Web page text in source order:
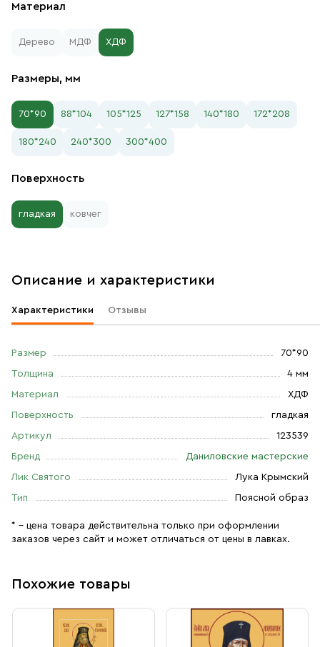
Материал
Дерево МДФ ХДФ
Размеры, мм
70*90 88*104 105*125 127*158 140*180 172*208
180*240 240*300 300*400
Поверхность
гладкая ковчег
Описание и характеристики
Характеристики Отзывы
Размер 70*90
Толщина 4 мм
Материал ХДФ
Поверхность гладкая
Артикул 123539
Бренд Даниловские мастерские
Лик Святого Лука Крымский
Тип Поясной образ
* – цена товара действительна только при оформлении
заказов через сайт и может отличаться от цены в лавках.
Похожие товары